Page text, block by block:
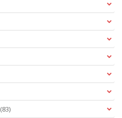
(83)